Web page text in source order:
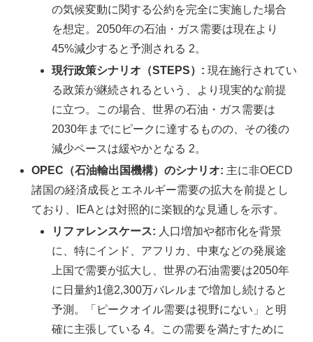
の気候変動に関する公約を完全に実施した場合
を想定。2050年の石油・ガス需要は現在より
45%減少すると予測される 2。
現行政策シナリオ（STEPS）: 現在施行されてい
る政策が継続されるという、より現実的な前提
に立つ。この場合、世界の石油・ガス需要は
2030年までにピークに達するものの、その後の
減少ペースは緩やかとなる 2。
OPEC（石油輸出国機構）のシナリオ: 主に非OECD
諸国の経済成長とエネルギー需要の拡大を前提とし
ており、IEAとは対照的に楽観的な見通しを示す。
リファレンスケース: 人口増加や都市化を背景
に、特にインド、アフリカ、中東などの発展途
上国で需要が拡大し、世界の石油需要は2050年
に日量約1億2,300万バレルまで増加し続けると
予測。「ピークオイル需要は視野にない」と明
確に主張している 4。この需要を満たすために